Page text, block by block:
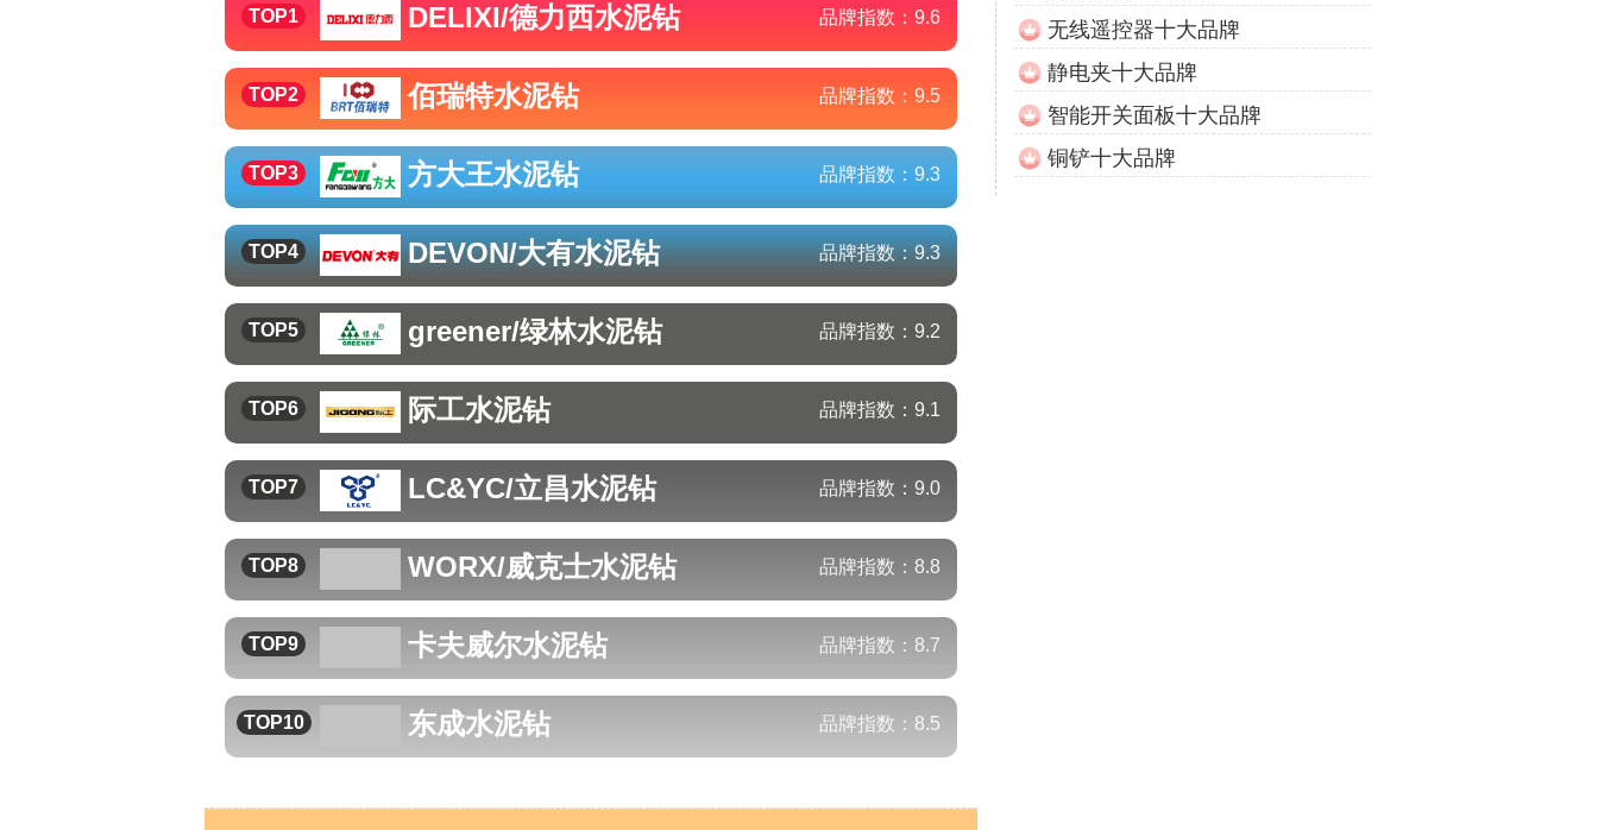
TOP1 DELIXI/德力西水泥钻 品牌指数： 9.6
TOP2 佰瑞特水泥钻 品牌指数： 9.5
TOP3 方大王水泥钻 品牌指数： 9.3
TOP4 DEVON/大有水泥钻 品牌指数：9.3
TOP5 greener/绿林水泥钻 品牌指数： 9.2
TOP6 际工水泥钻 品牌指数： 9.1
TOP7 LC&YC/立昌水泥钻 品牌指数： 9.0
TOP8 WORX/威克士水泥钻 品牌指数： 8.8
TOP9 卡夫威尔水泥钻 品牌指数： 8.7
TOP10 东成水泥钻 品牌指数： 8.5
无线遥控器十大品牌
静电夹十大品牌
智能开关面板十大品牌
铜铲十大品牌